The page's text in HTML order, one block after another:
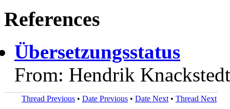
References
Übersetzungsstatus
From: Hendrik
Thread Previous • Date Previous • Date Next • Thread Next